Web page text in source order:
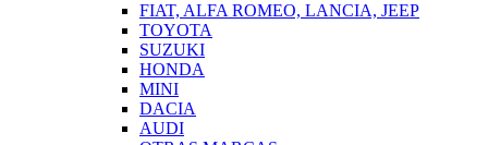
FIAT, ALFA ROMEO, LANCIA, JEEP
TOYOTA
SUZUKI
HONDA
MINI
DACIA
AUDI